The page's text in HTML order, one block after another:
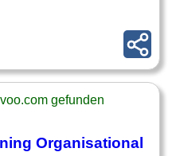
gefunden
Organisational